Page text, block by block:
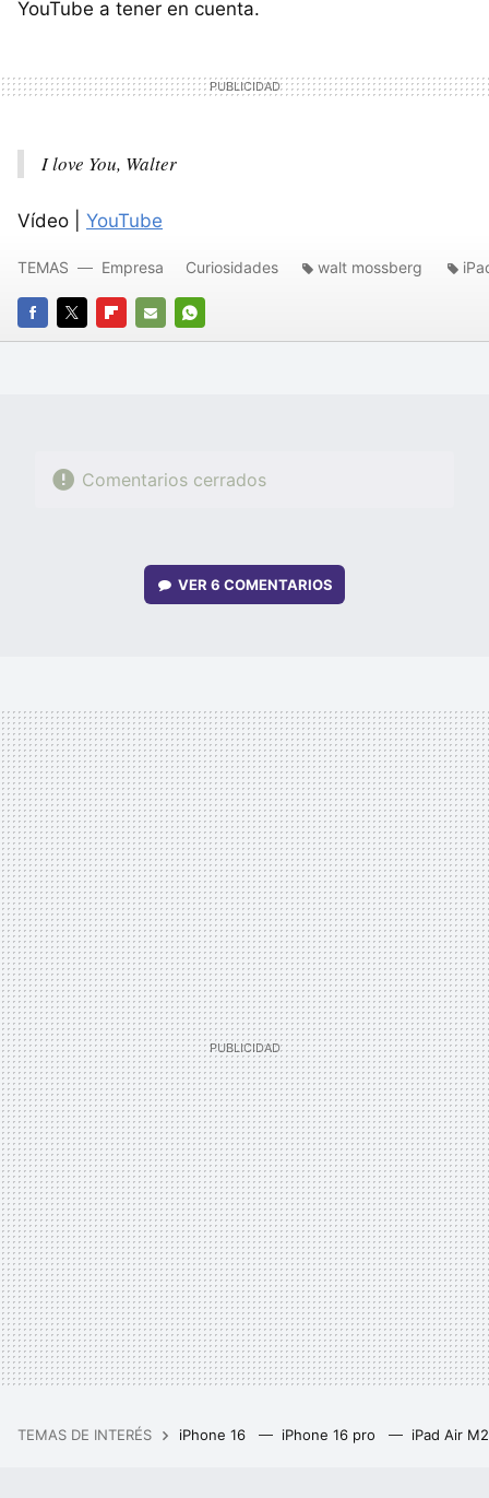
YouTube a tener en cuenta.
I love You, Walter
Vídeo | YouTube
FACEBOOK
TWITTERFLIPBOARD
E-
WHATSAPP
TEMAS Empresa Curiosidades walt mossberg
Comentarios cerrados
VER 6 COMENTARIOS
TEMAS DE INTERÉS iPhone 16 iPhone 16 pro iPad Air